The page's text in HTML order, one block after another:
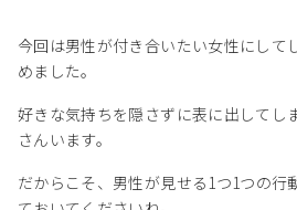
今回は男性が付き合いたい女性にして
めました。
好きな気持ちを隠さずに表に出してし
さんいます。
だからこそ、男性が見せる1つ1つの行